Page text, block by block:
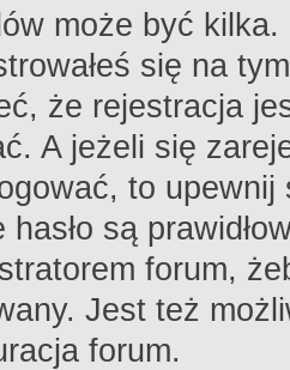
może być
się na
że rejestracja
A jeżeli się
to
hasło są
forum,
Jest też
forum.